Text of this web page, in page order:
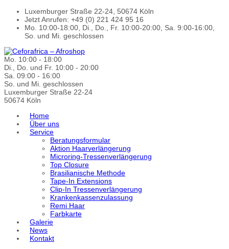
Luxemburger Straße 22-24, 50674 Köln
Jetzt Anrufen: +49 (0) 221 424 95 16
Mo. 10:00-18:00, Di., Do., Fr. 10:00-20:00, Sa. 9:00-16:00,
So. und Mi. geschlossen
Mo. 10:00 - 18:00
Di., Do. und Fr. 10:00 - 20:00
Sa. 09:00 - 16:00
So. und Mi. geschlossen
Luxemburger Straße 22-24
50674 Köln
Home
Über uns
Service
Beratungsformular
Aktion Haarverlängerung
Microring-Tressenverlängerung
Top Closure
Brasilianische Methode
Tape-In Extensions
Clip-In Tressenverlängerung
Krankenkassenzulassung
Remi Haar
Farbkarte
Galerie
News
Kontakt